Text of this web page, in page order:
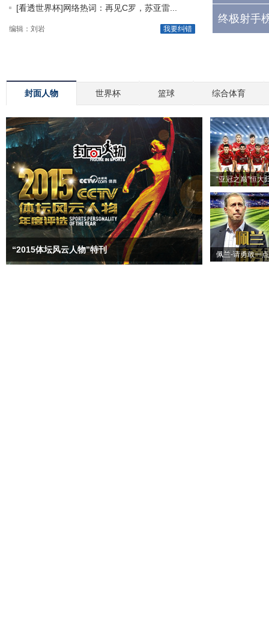
[看透世界杯]网络热词：再见C罗，苏亚雷...
我要纠错
编辑：刘岩
终极射手
封面人物 世界杯 篮球 综合体育
“2015体坛风云人物”特刊
“亚冠之巅”恒大
佩兰-请勇敢一点